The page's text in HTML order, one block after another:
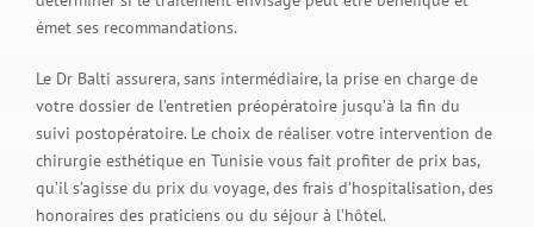
émet ses recommandations.
Le Dr Balti assurera, sans intermédiaire, la prise en charge de
votre dossier de l’entretien préopératoire jusqu’à la fin du
suivi postopératoire. Le choix de réaliser votre intervention de
chirurgie esthétique en Tunisie vous fait profiter de prix bas,
qu’il s’agisse du prix du voyage, des frais d’hospitalisation, des
honoraires des praticiens ou du séjour à l’hôtel.